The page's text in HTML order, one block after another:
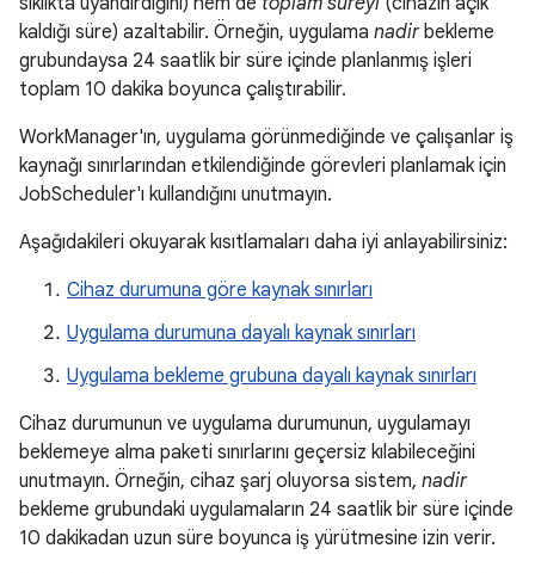
kaldığı süre) azaltabilir. Örneğin, uygulama nadirbekleme
grubundaysa 24 saatlik bir süre içinde planlanmış işleri
toplam 10 dakika boyunca çalıştırabilir.
WorkManager'ın, uygulama görünmediğinde ve çalışanlar iş
kaynağı sınırlarından etkilendiğinde görevleri planlamak için
JobScheduler'ı kullandığını unutmayın.
Aşağıdakileri okuyarak kısıtlamaları daha iyi anlayabilirsiniz:
Cihaz durumuna göre kaynak sınırları
Uygulama durumuna dayalı kaynak sınırları
Uygulama bekleme grubuna dayalı kaynak sınırları
Cihaz durumunun ve uygulama durumunun, uygulamayı
beklemeye alma paketi sınırlarını geçersiz kılabileceğini
unutmayın. Örneğin, cihaz şarj oluyorsa sistem, nadir
bekleme grubundaki uygulamaların 24 saatlik bir süre içinde
10 dakikadan uzun süre boyunca iş yürütmesine izin verir.